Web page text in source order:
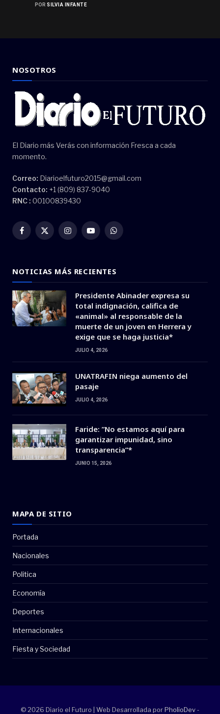
POR SILVIA INFANTE
NOSOTROS
El Diario más Verás con información Fresca a cada
momento.
Correo: Diarioelfuturo2015@gmail.com
Contacto: +1 (809) 837-9040
RNC : 00100839430
Facebook
X
InstagramYouTubeWhatsApp
NOTICIAS MÁS RECIENTES
Presidente Abinader expresa su
total indignación, califica de
«animal» al responsable de la
muerte de un joven en Herrera y
exige que se haga justicia*
JULIO 4, 2026
UNATRAFIN niega aumento del
pasaje
JULIO 4, 2026
Faride: ”No estamos aquí para
garantizar impunidad, sino
transparencia”*
JUNIO 15, 2026
MAPA DE SITIO
Portada
Nacionales
Politica
Economía
Deportes
Internacionales
Fiesta y Sociedad
© 2026 Diario el Futuro | Web Desarrollada porPholioDev -